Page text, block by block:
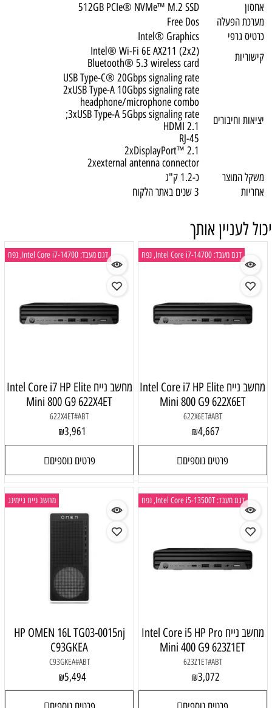
אחסון
512GB PCIe® NVMe™ M.2 SSD
מערכת הפעלה
Free Dos
כרטיס גרפי
Intel® Graphics
קישוריות
Intel® Wi-Fi 6E AX211 (2x2)
Bluetooth® 5.3 wireless card
יציאות וחיבורים
USB Type-C® 20Gbps signaling rate
2xUSB Type-A 10Gbps signaling rate
headphone/microphone combo
3xUSB Type-A 5Gbps signaling rate;
HDMI 2.1
RJ-45
2xDisplayPort™ 2.1
2xexternal antenna connector
משקל המוצר
כ-1.2 ק"ג
אחריות
3 שנים באתר הלקוח
יכול לעניין אותך
דגם מעבד: Intel Core i7-14700, נפח
מחשב נייח Intel Core i7 HP Elite
Mini 800 G9 622X6ET
622X6ET#ABT
₪4,667
פרטים נוספים
דגם מעבד: Intel Core i7-14700, נפח
מחשב נייח Intel Core i7 HP Elite
Mini 800 G9 622X4ET
622X4ET#ABT
₪3,961
פרטים נוספים
דגם מעבד: Intel Core i5-13500T, נפח
מחשב נייח Intel Core i5 HP Pro
Mini 400 G9 623Z1ET
623Z1ET#ABT
₪3,072
מחשב נייח גיימינג
HP OMEN 16L TG03-0015nj
C93GKEA
C93GKEA#ABT
₪5,494